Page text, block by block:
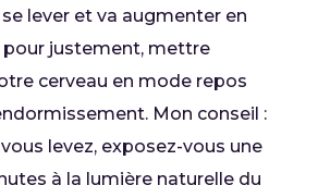
lever et va augmenter en
pour justement, mettre
cerveau en mode repos
Mon conseil :
levez, exposez-vous une
à la lumière naturelle du